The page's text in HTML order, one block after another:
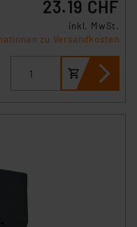
23.19 CHF
inkl. MwSt.
zu Versandkosten